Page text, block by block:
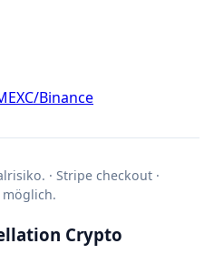
Binance
· Stripe checkout ·
möglich.
Crypto